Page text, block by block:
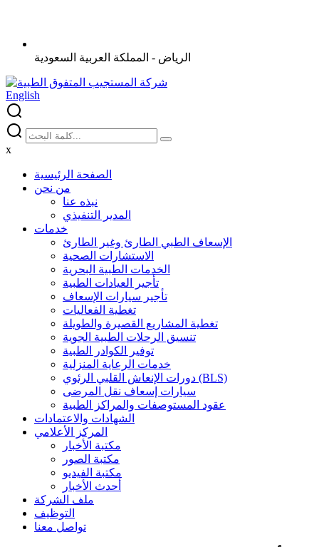
الرياض - المملكة العربية السعودية
English
x
الصفحة الرئيسية
من نحن
نبذه عنا
المدير التنفيذي
خدمات
الإسعاف الطبي الطارئ وغير الطارئ
الاستشارات الصحية
الخدمات الطبية البحرية
تأجير العيادات الطبية
تأجير سيارات الإسعاف
تغطية الفعاليات
تغطية المشاريع القصيرة والطويلة
تنسيق الرحلات الطبية الجوية
توفير الكوادر الطبية
خدمات الرعاية المنزلية
دورات الإنعاش القلبي الرئوي (BLS)
سيارات إسعاف نقل المرضى
عقود المستوصفات والمراكز الطبية
الشهادات والاعتمادات
المركز الأعلامي
مكتبة الأخبار
مكتبة الصور
مكتبة الفيديو
أحدث الأخبار
ملف الشركة
التوظيف
تواصل معنا